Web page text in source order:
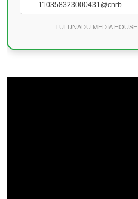
TULUNADU MEDIA HOUSE